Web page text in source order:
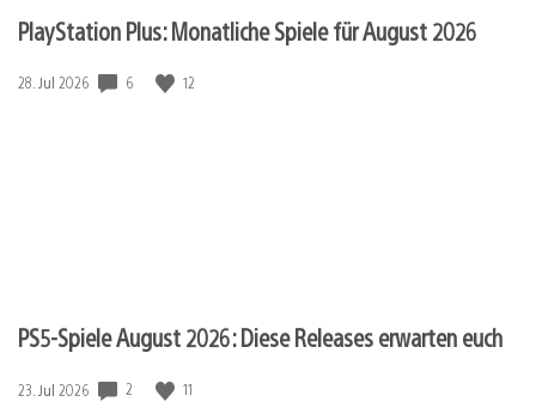
PlayStation Plus: Monatliche Spiele für August 2026
Veröffentlichungsdatum:
28. Jul 2026 6 12
PS5-Spiele August 2026: Diese Releases erwarten euch
Veröffentlichungsdatum:
23. Jul 2026 2 11